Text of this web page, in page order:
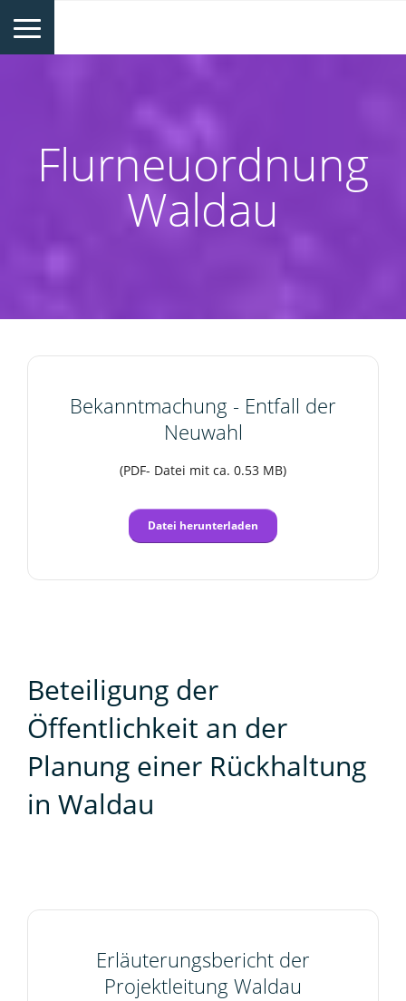
Flurneuordnung
Waldau
Bekanntmachung - Entfall der
Neuwahl
(PDF- Datei mit ca. 0.53 MB)
Datei herunterladen
Beteiligung der
Öffentlichkeit an der
Planung einer Rückhaltung
in Waldau
Erläuterungsbericht der
Projektleitung Waldau